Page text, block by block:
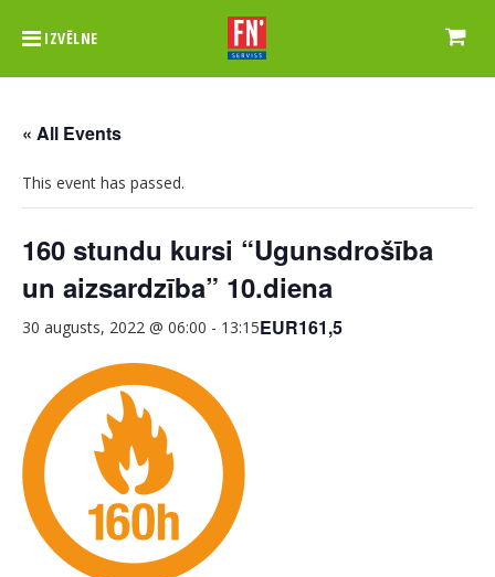
IZVĒLNE
« All Events
This event has passed.
160 stundu kursi “Ugunsdrošība
un aizsardzība” 10.diena
30 augusts, 2022 @ 06:00 - 13:15EUR161,5